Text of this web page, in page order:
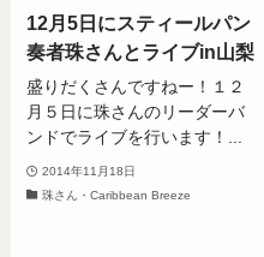
12月5日にスティールパン
奏者珠さんとライブin山梨
盛りだくさんですねー！１２
月５日に珠さんのリーダーバ
ンドでライブを行います！...
2014年11月18日
珠さん・Caribbean Breeze